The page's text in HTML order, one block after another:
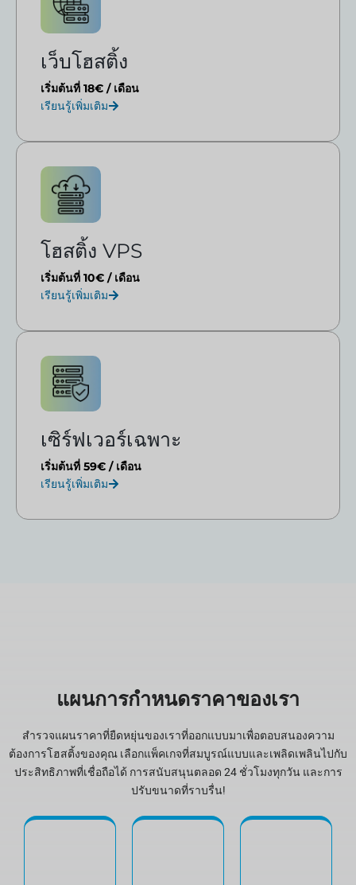
เว็บโฮสติ้ง
เริ่มต้นที่ 18€ / เดือน
เรียนรู้เพิ่มเติม
โฮสติ้ง VPS
เริ่มต้นที่ 10€ / เดือน
เรียนรู้เพิ่มเติม
เซิร์ฟเวอร์เฉพาะ
เริ่มต้นที่ 59€ / เดือน
เรียนรู้เพิ่มเติม
แผนการกำหนดราคาของเรา
สำรวจแผนราคาที่ยืดหยุ่นของเราที่ออกแบบมาเพื่อตอบสนองความ
ต้องการโฮสติ้งของคุณ เลือกแพ็คเกจที่สมบูรณ์แบบและเพลิดเพลินไปกับ
ประสิทธิภาพที่เชื่อถือได้ การสนับสนุนตลอด 24 ชั่วโมงทุกวัน และการ
ปรับขนาดที่ราบรื่น!